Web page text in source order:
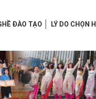
ĐÀO TẠO
LÝ DO CHỌN